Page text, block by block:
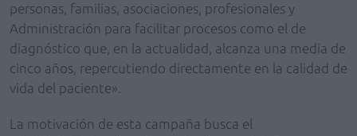
personas, familias, asociaciones, profesionales y
Administración para facilitar procesos como el de
diagnóstico que, en la actualidad, alcanza una media de
cinco años, repercutiendo directamente en la calidad de
vida del paciente».
La motivación de esta campaña busca el